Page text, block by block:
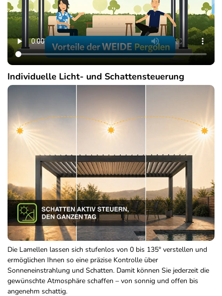
Individuelle Licht- und Schattensteuerung
Die Lamellen lassen sich stufenlos von 0 bis 135° verstellen und
ermöglichen Ihnen so eine präzise Kontrolle über
Sonneneinstrahlung und Schatten. Damit können Sie jederzeit die
gewünschte Atmosphäre schaffen – von sonnig und offen bis
angenehm schattig.